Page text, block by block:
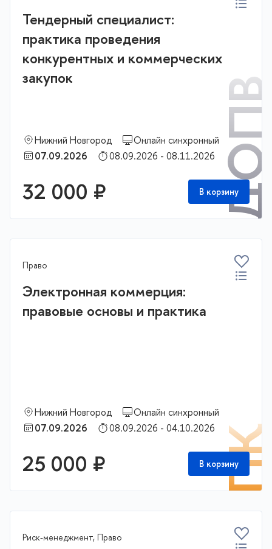
Тендерный специалист:
практика проведения
конкурентных и коммерческих
закупок
Нижний Новгород
Онлайн синхронный
07.09.2026
08.09.2026 - 08.11.2026
32 000 ₽ В корзину
Право
Электронная коммерция:
правовые основы и практика
Нижний Новгород
Онлайн синхронный
07.09.2026
08.09.2026 - 04.10.2026
25 000 ₽ В корзину
Риск-менеджмент, Право